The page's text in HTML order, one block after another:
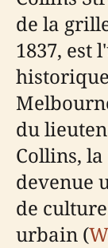
de la
1837, est
du
Collins,
devenue
de
urbain (